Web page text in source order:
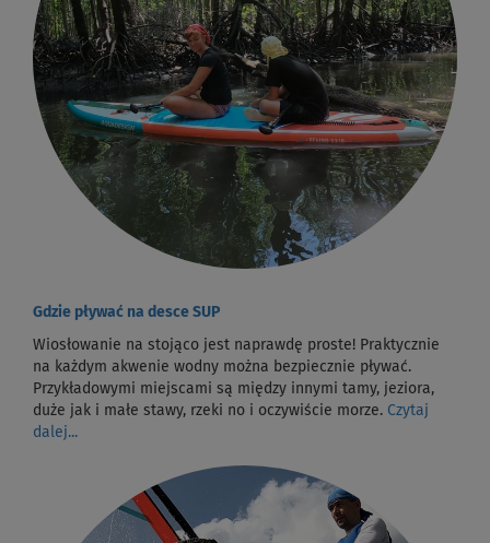
Gdzie pływać na desce SUP
Wiosłowanie na stojąco jest naprawdę proste! Praktycznie
na każdym akwenie wodny można bezpiecznie pływać.
Przykładowymi miejscami są między innymi tamy, jeziora,
duże jak i małe stawy, rzeki no i oczywiście morze. Czytaj
dalej...